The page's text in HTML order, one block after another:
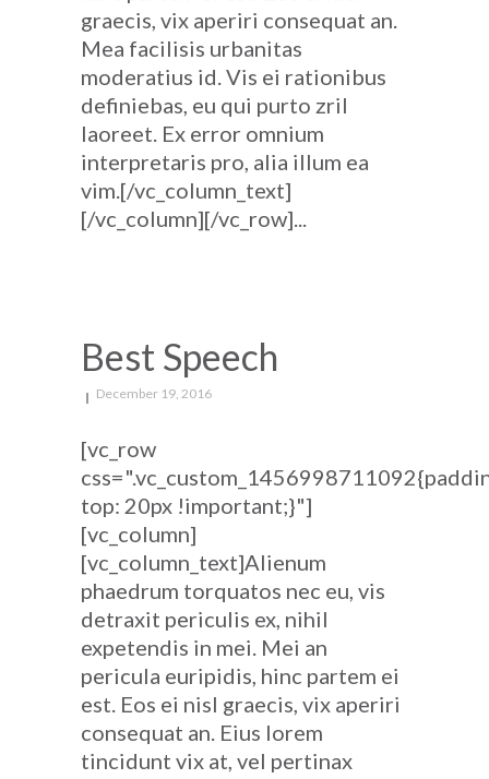
graecis, vix aperiri consequat an.
Mea facilisis urbanitas
moderatius id. Vis ei rationibus
definiebas, eu qui purto zril
laoreet. Ex error omnium
interpretaris pro, alia illum ea
vim.[/vc_column_text]
[/vc_column][/vc_row]...
Best Speech
December 19, 2016
[vc_row
top: 20px !important;}"]
[vc_column]
[vc_column_text]Alienum
phaedrum torquatos nec eu, vis
detraxit periculis ex, nihil
expetendis in mei. Mei an
pericula euripidis, hinc partem ei
est. Eos ei nisl graecis, vix aperiri
consequat an. Eius lorem
tincidunt vix at, vel pertinax